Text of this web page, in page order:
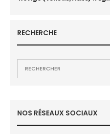
RECHERCHE
NOS RÉSEAUX SOCIAUX